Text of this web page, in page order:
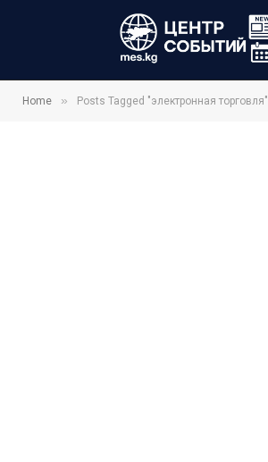
Home » Posts Tagged "электронная торговля"